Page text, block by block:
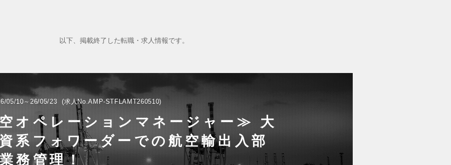
以下、掲載終了した転職・求人情報です。
05/10～26/05/23 求人No.AMP-STFLAMT260510
オペレーションマネージャー≫ 大
系フォワーダーでの航空輸出入部
務管理！